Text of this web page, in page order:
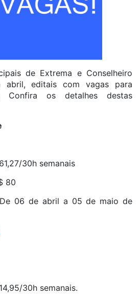
de Extrema e Conselheiro
abril, editais com vagas para
Confira os detalhes destas
30h semanais
80
06 de abril a 05 de maio de
30h semanais.